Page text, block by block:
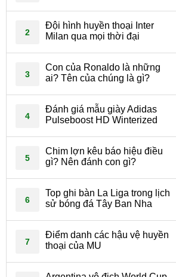
2
Đội hình huyền thoại Inter
Milan qua mọi thời đại
3
Con của Ronaldo là những
ai? Tên của chúng là gì?
4
Đánh giá mẫu giày Adidas
Pulseboost HD Winterized
5
Chim lợn kêu báo hiệu điều
gì? Nên đánh con gì?
6
Top ghi bàn La Liga trong lịch
sử bóng đá Tây Ban Nha
7
Điểm danh các hậu vệ huyền
thoại của MU